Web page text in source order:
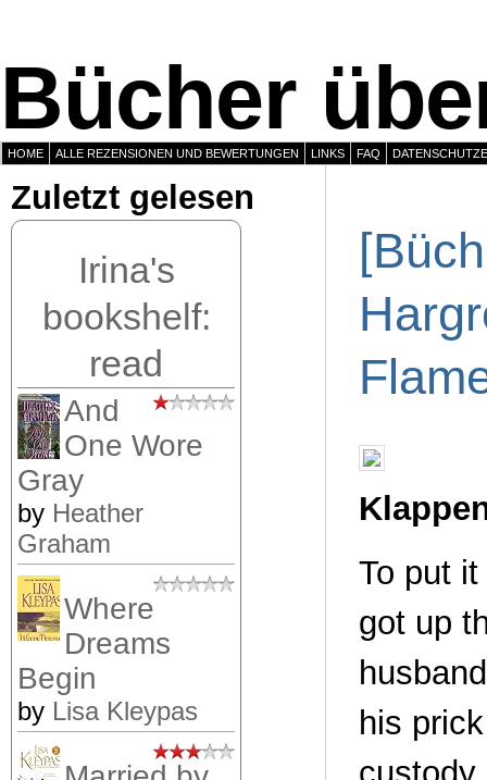
Bücher
HOME ALLE REZENSIONEN UND BEWERTUNGEN LINKS FAQ
Zuletzt gelesen
Irina's
bookshelf:
read
And
One Wore
Gray
by Heather
Graham
Where
Dreams
Begin
by Lisa Kleypas
To put
got up
his